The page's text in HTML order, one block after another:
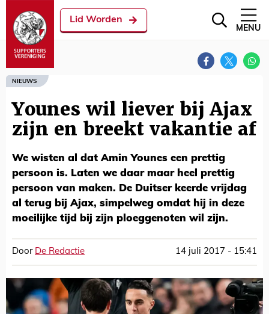
Lid Worden
MENU
NIEUWS
Younes wil liever bij Ajax
zijn en breekt vakantie af
We wisten al dat Amin Younes een prettig
persoon is. Laten we daar maar heel prettig
persoon van maken. De Duitser keerde vrijdag
al terug bij Ajax, simpelweg omdat hij in deze
moeilijke tijd bij zijn ploeggenoten wil zijn.
Door De Redactie 14 juli 2017 - 15:41